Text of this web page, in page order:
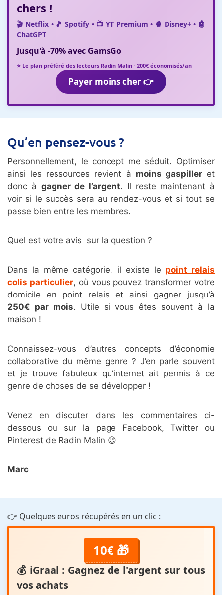
chers !
🎬 Netflix • 🎵 Spotify • 📺 YT Premium • 🍿 Disney+ • 🤖
ChatGPT
Jusqu'à -70%avec GamsGo
⭐ Le plan préféré des lecteurs Radin Malin · 200€ économisés/an
Payer moins cher 👉
Qu’en pensez-vous ?
Personnellement, le concept me séduit. Optimiser
ainsi les ressources revient à moins gaspilleret
donc à gagner de l’argent. Il reste maintenant à
voir si le succès sera au rendez-vous et si tout se
passe bien entre les membres.
Quel est votre avis sur la question ?
Dans la même catégorie, il existe le point relais
colis particulier, où vous pouvez transformer votre
domicile en point relais et ainsi gagner jusqu’à
250€ par mois. Utile si vous êtes souvent à la
maison !
Connaissez-vous d’autres concepts d’économie
collaborative du même genre ? J’en parle souvent
et je trouve fabuleux qu’internet ait permis à ce
genre de choses de se développer !
Venez en discuter dans les commentaires ci-
dessous ou sur la page Facebook, Twitter ou
Pinterest de Radin Malin 😉
Marc
👉 Quelques euros récupérés en un clic :
10€ 🎁
💰 iGraal : Gagnez de l'argent sur tous
vos achats